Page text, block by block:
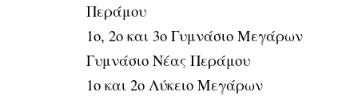
Περάμου
1ο, 2ο και 3ο Γυμνάσιο Μεγάρων
Γυμνάσιο Νέας Περάμου
1ο και 2ο Λύκειο Μεγάρων